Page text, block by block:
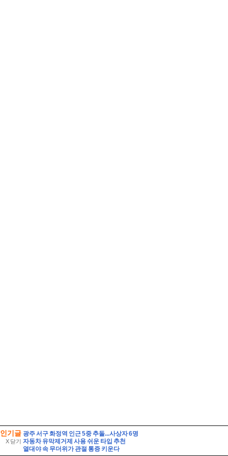
인기글
X 닫기
광주 서구 화정역 인근 5중 추돌...사상자 6명
자동차 유막제거제 사용 쉬운 타입 추천
열대야 속 무더위가 관절 통증 키운다